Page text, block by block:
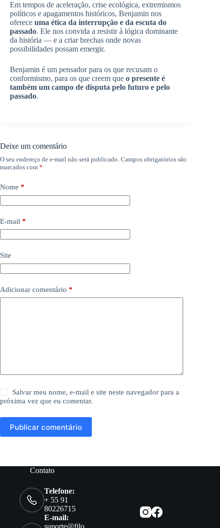
Em tempos de aceleração, crise ecológica, extremismos
políticos e apagamentos históricos, Benjamin nos
oferece uma ética da interrupção e da escuta do
passado. Ele nos convida a resistir à lógica dominante
da história — e a criar brechas onde novas
possibilidades possam emergir.
Benjamin é um pensador para os que recusam o
conformismo, para os que creem que o presente é
também um campo de disputa pelo futuro e pelo
passado.
Deixe um comentário
O seu endereço de e-mail não será publicado. Campos obrigatórios são
marcados com *
Nome *
E-mail *
Site
Adicionar comentário *
Salvar meu nome, e-mail e site neste navegador para a
próxima vez que eu comentar.
Publicar comentário
Contato
Telefone:
+ 55 91
80226715
E-mail: